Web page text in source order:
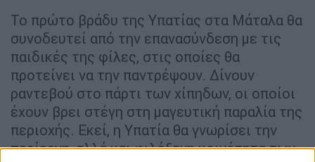
Το πρώτο βράδυ της Υπατίας στα Μάταλα θα
συνοδευτεί από την επανασύνδεση με τις
παιδικές της φίλες, στις οποίες θα
προτείνει να την παντρέψουν. Δίνουν
ραντεβού στο πάρτι των χίπηδων, οι οποίοι
έχουν βρει στέγη στη μαγευτική παραλία της
περιοχής. Εκεί, η Υπατία θα γνωρίσει την
περίεργη, αλλά και φιλόξενη κοινότητα των